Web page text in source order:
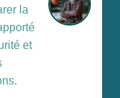
la
et